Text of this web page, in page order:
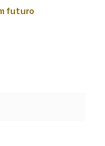
futuro